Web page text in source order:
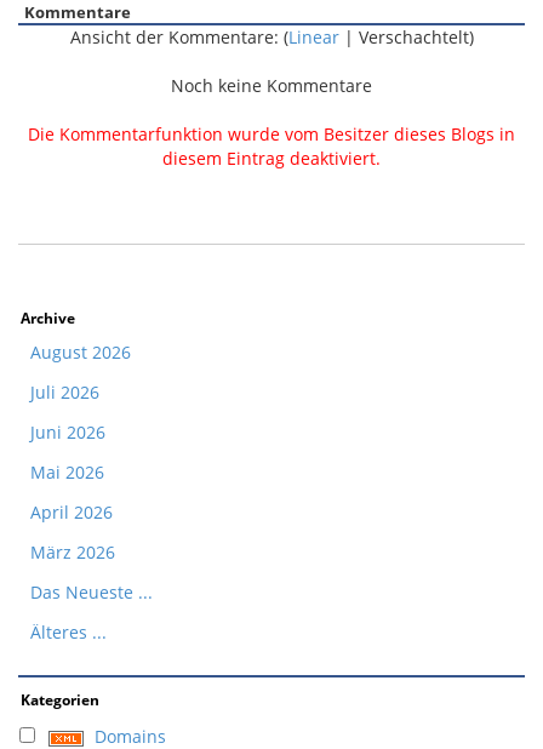
Kommentare
Ansicht der Kommentare: (Linear| Verschachtelt)
Noch keine Kommentare
Die Kommentarfunktion wurde vom Besitzer dieses Blogs in
diesem Eintrag deaktiviert.
Archive
August 2026
Juli 2026
Juni 2026
Mai 2026
April 2026
März 2026
Das Neueste ...
Älteres ...
Kategorien
Domains